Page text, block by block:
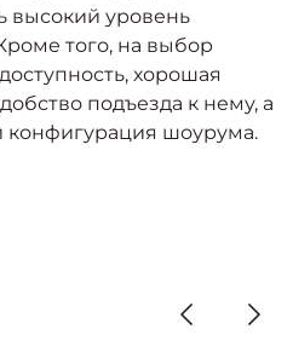
высокий уровень
того, на выбор
хорошая
подъезда к нему, а
конфигурация шоурума.